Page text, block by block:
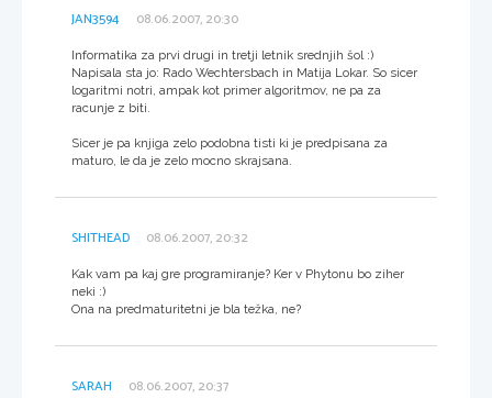
JAN3594 08.06.2007, 20:30
Informatika za prvi drugi in tretji letnik srednjih šol :)
Napisala sta jo: Rado Wechtersbach in Matija Lokar. So sicer
logaritmi notri, ampak kot primer algoritmov, ne pa za
racunje z biti.
Sicer je pa knjiga zelo podobna tisti ki je predpisana za
maturo, le da je zelo mocno skrajsana.
SHITHEAD 08.06.2007, 20:32
Kak vam pa kaj gre programiranje? Ker v Phytonu bo ziher
neki :)
Ona na predmaturitetni je bla težka, ne?
SARAH 08.06.2007, 20:37